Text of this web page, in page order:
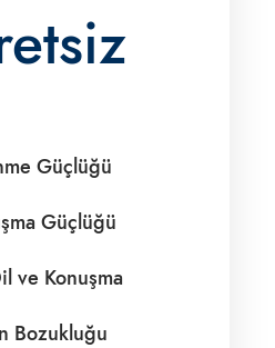
Güçlüğü
Güçlüğü
ve Konuşma
Bozukluğu